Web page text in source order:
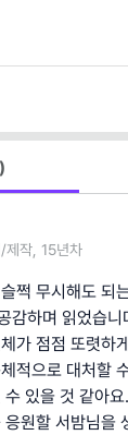
)
제작, 15년차
쩍 무시해도 되
감하며 읽었습
가 점점 또렷하
적으로 대처할
있을 것 같아
원할 서밤님을